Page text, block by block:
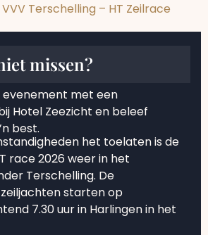
VVV Terschelling – HT Zeilrace
missen?
met een
Hotel Zeezicht en beleef
best.
het toelaten is de
race 2026 weer in het
Terschelling. De
starten op
7.30 uur in Harlingen in het